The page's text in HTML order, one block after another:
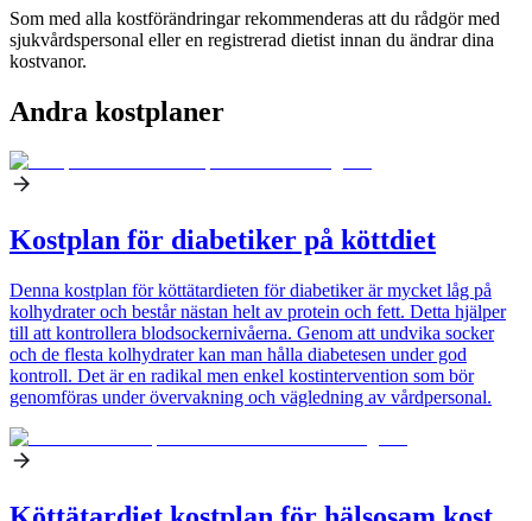
Som med alla kostförändringar rekommenderas att du rådgör med
sjukvårdspersonal eller en registrerad dietist innan du ändrar dina
kostvanor.
Andra kostplaner
Kostplan för diabetiker på köttdiet
Denna kostplan för köttätardieten för diabetiker är mycket låg på
kolhydrater och består nästan helt av protein och fett. Detta hjälper
till att kontrollera blodsockernivåerna. Genom att undvika socker
och de flesta kolhydrater kan man hålla diabetesen under god
kontroll. Det är en radikal men enkel kostintervention som bör
genomföras under övervakning och vägledning av vårdpersonal.